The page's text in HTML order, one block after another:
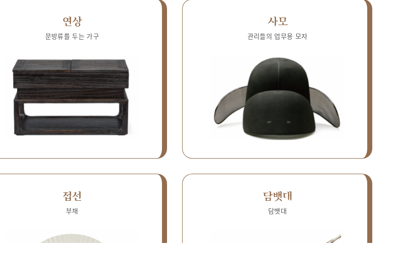
연상
문방류를 두는 가구
사모
관리들의 업무용 모자
접선
부채
담뱃대
담뱃대